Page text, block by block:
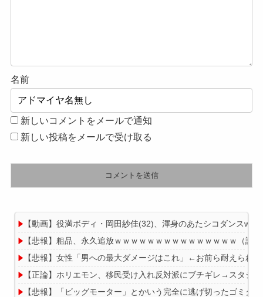
名前
新しいコメントをメールで通知
新しい投稿をメールで受け取る
【動画】役満ボディ・岡田紗佳(32)、渾身のあたシコダンス
【悲報】粗品、永久追放ｗｗｗｗｗｗｗｗｗｗｗｗｗｗｗ（証
【悲報】女性「男への最大ダメージはこれ」←お前ら耐えられ
【正論】ホリエモン、移民受け入れ反対派にブチギレ→スタジ
【悲報】「ビッグモーター」とかいう完全に逃げ切ったゴミク